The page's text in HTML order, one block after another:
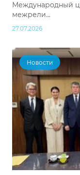
Международный
межрели...
27.07.2026
Новости